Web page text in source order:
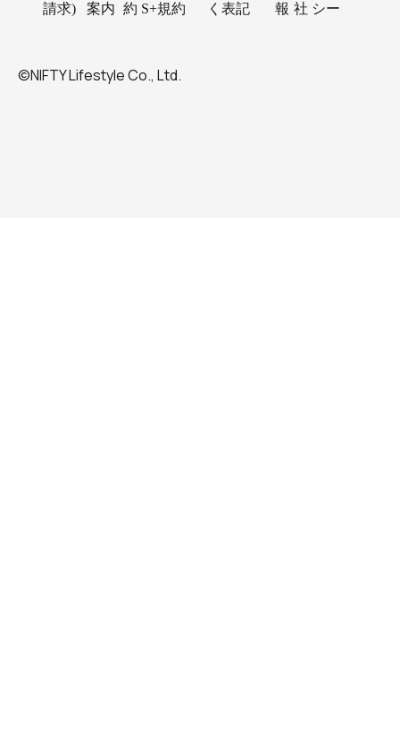
請求)
案内 約 S+規約
く表記
報 社 シー
©NIFTY Lifestyle Co., Ltd.